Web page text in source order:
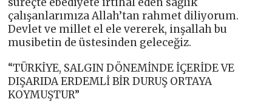
çalışanlarımıza Allah’tan rahmet diliyorum.
Devlet ve millet el ele vererek, inşallah bu
musibetin de üstesinden geleceğiz.
“TÜRKİYE, SALGIN DÖNEMİNDE İÇERİDE VE
DIŞARIDA ERDEMLİ BİR DURUŞ ORTAYA
KOYMUŞTUR”